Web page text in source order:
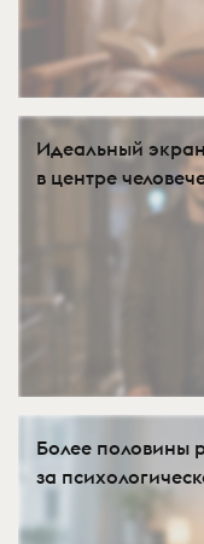
Идеальный
в центре
Более половины
за